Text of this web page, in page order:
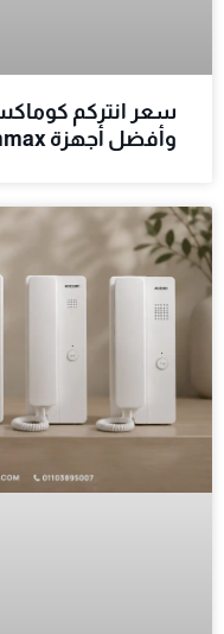
سعر انتركم
وأفضل أجهزة Commax